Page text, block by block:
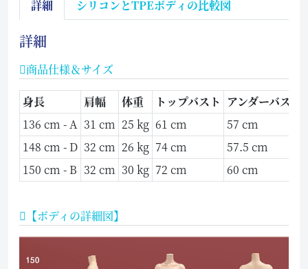
詳細 シリコンとTPEボディの比較図
詳細
商品仕様＆サイズ
身長 肩幅 体重 トップバスト
アンダーバスト
136 cm - A 31 cm 25 kg 61 cm
57 cm
148 cm - D 32 cm 26 kg 74 cm
57.5 cm
150 cm - B 32 cm 30 kg 72 cm 60 cm
【ボディの詳細図】